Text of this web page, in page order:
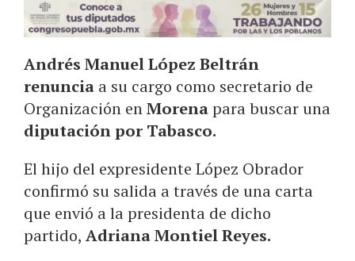
Andrés Manuel López Beltrán
renuncia a su cargo como secretario de
Organización enMorenapara buscar una
diputación por Tabasco.
El hijo del expresidente López Obrador
confirmó su salida a través de una carta
que envió a la presidenta de dicho
partido, Adriana Montiel Reyes.